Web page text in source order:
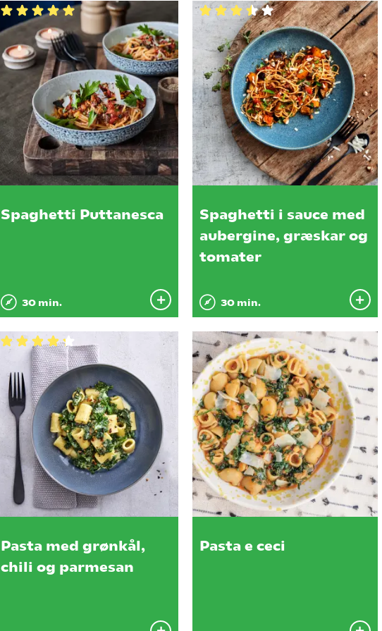
Spaghetti Puttanesca
30 min.
Spaghetti i sauce med
aubergine, græskar og
tomater
30 min.
Pasta med grønkål,
chili og parmesan
Pasta e ceci